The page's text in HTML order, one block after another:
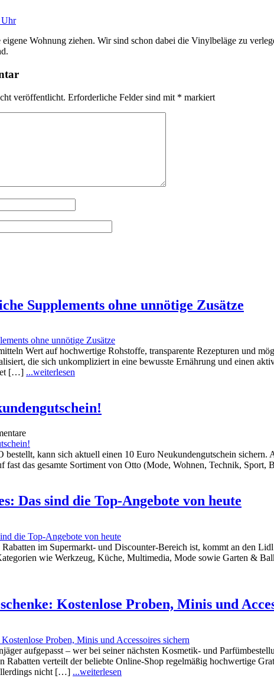
Uhr
Wohnung ziehen. Wir sind schon dabei die Vinylbeläge zu
veröffentlicht. Erforderliche Felder sind mit * markiert
Supplements ohne unnötige Zusätze
Wert auf hochwertige Rohstoffe, transparente Rezepturen und
die sich unkompliziert in eine bewusste Ernährung und einen
[…] ...weiterlesen
bestellt, kann sich aktuell einen 10 Euro Neukundengutschein
fast das gesamte Sortiment von Otto (Mode, Wohnen, Technik,
Das sind die Top-Angebote von heute
Rabatten im Supermarkt- und Discounter-Bereich ist, kommt an den
wie Werkzeug, Küche, Multimedia, Mode sowie Garten &
Kostenlose Proben, Minis und
aufgepasst – wer bei seiner nächsten Kosmetik- und
Rabatten verteilt der beliebte Online-Shop regelmäßig hochwertige
nicht […] ...weiterlesen